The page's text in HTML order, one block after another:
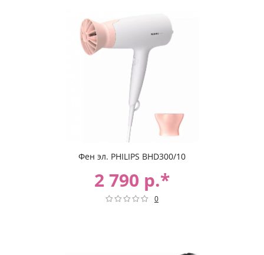
Фен эл. PHILIPS BHD300/10
2 790 р.*
0